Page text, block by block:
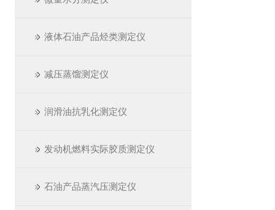
液体石油产品烃类测定仪
减压蒸馏测定仪
润滑油抗乳化测定仪
发动机燃料实际胶质测定仪
石油产品蒸汽压测定仪